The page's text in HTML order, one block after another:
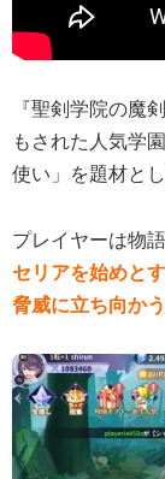
『聖剣学院の魔
もされた人気学
使い」を題材と
プレイヤーは物
セリアを始めと
脅威に立ち向かう